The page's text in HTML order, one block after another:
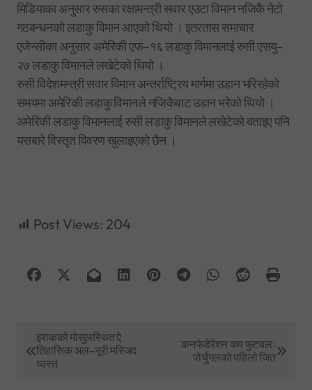
मिडियाका अनुसार रुसका रक्षामन्त्री सवार एउटा विमान नजिकै नेटो
गठबन्धनको लडाकु विमान आएको थियो । इतरतास समाचार
एजेन्सीका अनुसार अमेरिकी एफ–१६ लडाकु विमानलाई रुसी एसयु–
२७ लडाकु विमानले लखेटेको थियो ।
रुसी विदेशमन्त्री सवार विमान अन्तर्राष्ट्रिय मार्गमा उडान भरिरहेको
समयमा अमेरिकी लडाकु विमानले नजिकैबाट उडान भरेको थियो ।
अमेरिकी लडाकु विमानलाई रुसी लडाकु विमानले लखेटेको बताइए पनि
यसबारे विस्तृत विवरण खुलाइएको छैन ।
Post Views: 204
o
इराकको मोसुलस्थित ऐ
तिहासिक अल–नूरी मस्जिद
ध्वस्त
कनफेडेरेशन कप फुटबलः
पोर्चुगलको पहिलो जित